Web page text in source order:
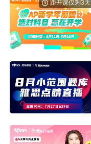
距开课仅剩3天